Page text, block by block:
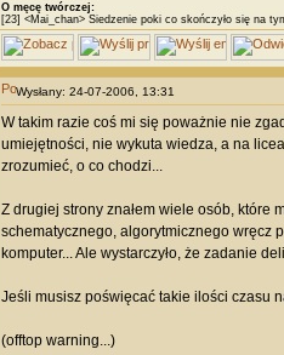
O męcę twórczej:
[23] <Mai_chan> Siedzenie poki co skończyło się na
Wysłany: 24-07-2006, 13:31
W takim razie coś mi się poważnie nie
umiejętności, nie wykuta wiedza, a na
zrozumieć, o co chodzi...
Z drugiej strony znałem wiele osób, które
schematycznego, algorytmicznego wręcz
komputer... Ale wystarczyło, że zadanie
Jeśli musisz poświęcać takie ilości czasu
(offtop warning...)